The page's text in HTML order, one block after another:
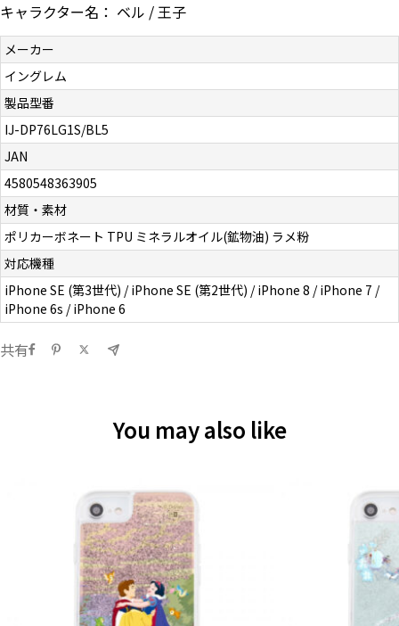
キャラクター名： ベル / 王子
メーカー
イングレム
製品型番
IJ-DP76LG1S/BL5
JAN
4580548363905
材質・素材
ポリカーボネート TPU ミネラルオイル(鉱物油) ラメ粉
対応機種
iPhone SE (第3世代) / iPhone SE (第2世代) / iPhone 8 / iPhone 7 /
iPhone 6s / iPhone 6
共有
You may also like